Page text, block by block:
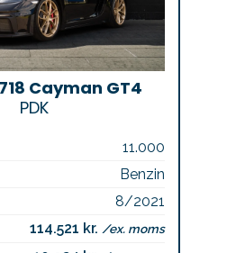
Cayman GT4
PDK
11.000
Benzin
8/2021
114.521 kr./ex. moms